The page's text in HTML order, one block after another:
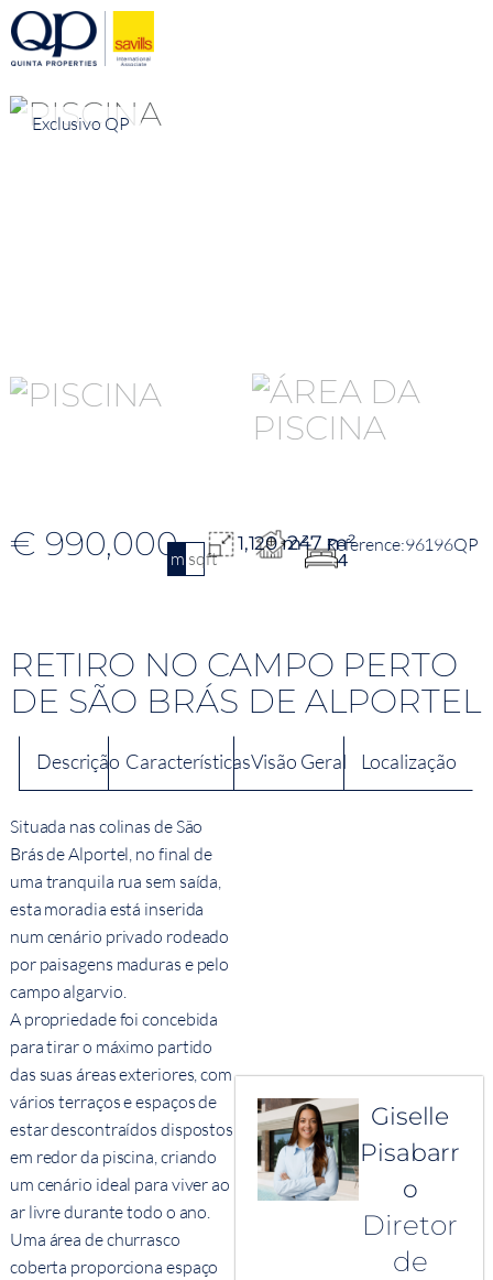
Exclusivo QP
€ 990,000m2sqft
1,120 m²247 m²
4
96196QP
RETIRO NO CAMPO PERTO
DE SÃO BRÁS DE ALPORTEL
Descrição CaracterísticasVisão Geral Localização
Situada nas colinas de São
Brás de Alportel, no final de
uma tranquila rua sem saída,
esta moradia está inserida
num cenário privado rodeado
por paisagens maduras e pelo
campo algarvio.
A propriedade foi concebida
para tirar o máximo partido
das suas áreas exteriores, com
vários terraços e espaços de
estar descontraídos dispostos
em redor da piscina, criando
um cenário ideal para viver ao
ar livre durante todo o ano.
Uma área de churrasco
coberta proporciona espaço
Giselle
Pisabarr
o
Diretor
de